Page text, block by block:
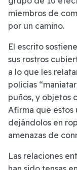
miembros de
por un camino.
El escrito
sus rostros
a lo que les
policías
puños, y objetos
Afirma que estos
dejándolos en
amenazas de
Las relaciones